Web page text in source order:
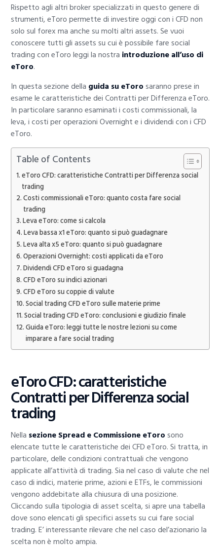
Rispetto agli altri broker specializzati in questo genere di
strumenti, eToro permette di investire oggi con i CFD non
solo sul forex ma anche su molti altri assets. Se vuoi
conoscere tutti gli assets su cui è possibile fare social
trading con eToro leggi la nostra introduzione all’uso di
eToro.
In questa sezione della guida su eTorosaranno prese in
esame le caratteristiche dei Contratti per Differenza eToro.
In particolare saranno esaminati i costi commissionali, la
leva, i costi per operazioni Overnight e i dividendi con i CFD
eToro.
Table of Contents
eToro CFD: caratteristiche Contratti per Differenza social
trading
Costi commissionali eToro: quanto costa fare social
trading
Leva eToro: come si calcola
Leva bassa x1 eToro: quanto si può guadagnare
Leva alta x5 eToro: quanto si può guadagnare
Operazioni Overnight: costi applicati da eToro
Dividendi CFD eToro si guadagna
CFD eToro su indici azionari
CFD eToro su coppie di valute
Social trading CFD eToro sulle materie prime
Social trading CFD eToro: conclusioni e giudizio finale
Guida eToro: leggi tutte le nostre lezioni su come
imparare a fare social trading
eToro CFD: caratteristiche
Contratti per Differenza social
trading
Nella sezione Spread e Commissione eTorosono
elencate tutte le caratteristiche dei CFD eToro. Si tratta, in
particolare, delle condizioni contrattuali che vengono
applicate all’attività di trading. Sia nel caso di valute che nel
caso di indici, materie prime, azioni e ETFs, le commissioni
vengono addebitate alla chiusura di una posizione.
Cliccando sulla tipologia di asset scelta, si apre una tabella
dove sono elencati gli specifici assets su cui fare social
trading. E’ interessante rilevare che nel caso del’azionario la
scelta non è molto ampia.